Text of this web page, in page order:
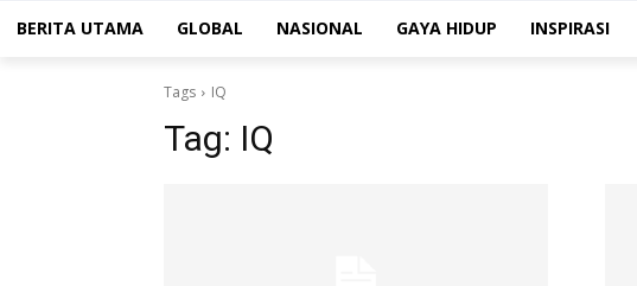
BERITA UTAMA GLOBAL NASIONAL GAYA HIDUP INSPIRASI
Tags IQ
Tag: IQ